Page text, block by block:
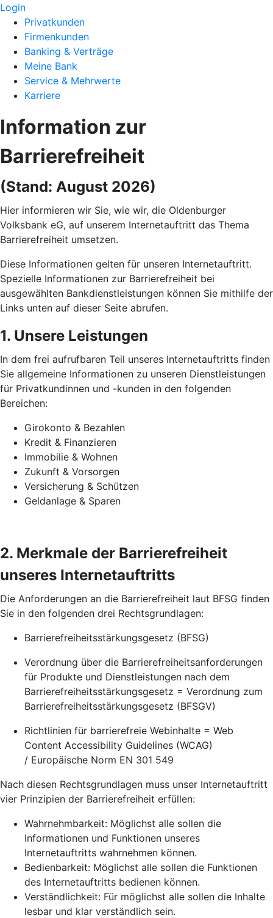
Login
Privatkunden
Firmenkunden
Banking & Verträge
Meine Bank
Service & Mehrwerte
Karriere
Information zur
Barrierefreiheit
(Stand: August 2026)
Hier informieren wir Sie, wie wir, die Oldenburger
Volksbank eG, auf unserem Internetauftritt das Thema
Barrierefreiheit umsetzen.
Diese Informationen gelten für unseren Internetauftritt.
Spezielle Informationen zur Barrierefreiheit bei
ausgewählten Bankdienstleistungen können Sie mithilfe der
Links unten auf dieser Seite abrufen.
1. Unsere Leistungen
In dem frei aufrufbaren Teil unseres Internetauftritts finden
Sie allgemeine Informationen zu unseren Dienstleistungen
für Privatkundinnen und -kunden in den folgenden
Bereichen:
Girokonto & Bezahlen
Kredit & Finanzieren
Immobilie & Wohnen
Zukunft & Vorsorgen
Versicherung & Schützen
Geldanlage & Sparen
2. Merkmale der Barrierefreiheit
unseres Internetauftritts
Die Anforderungen an die Barrierefreiheit laut BFSG finden
Sie in den folgenden drei Rechtsgrundlagen:
Barrierefreiheitsstärkungsgesetz (BFSG)
Verordnung über die Barrierefreiheitsanforderungen
für Produkte und Dienstleistungen nach dem
Barrierefreiheitsstärkungsgesetz = Verordnung zum
Barrierefreiheitsstärkungsgesetz (BFSGV)
Richtlinien für barrierefreie Webinhalte = Web
Content Accessibility Guidelines (WCAG)
/ Europäische Norm EN 301 549
Nach diesen Rechtsgrundlagen muss unser Internetauftritt
vier Prinzipien der Barrierefreiheit erfüllen:
Wahrnehmbarkeit: Möglichst alle sollen die
Informationen und Funktionen unseres
Internetauftritts wahrnehmen können.
Bedienbarkeit: Möglichst alle sollen die Funktionen
des Internetauftritts bedienen können.
Verständlichkeit: Für möglichst alle sollen die Inhalte
lesbar und klar verständlich sein.